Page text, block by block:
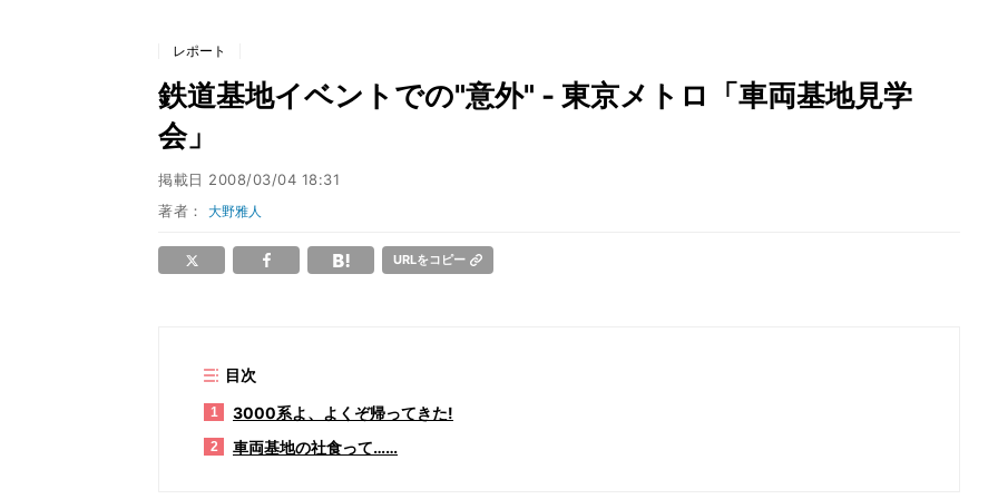
レポート
鉄道基地イベントでの"意外" - 東京メトロ「車両基地見学
会」
掲載日 2008/03/04 18:31
著者：大野雅人
URLをコピー
目次
1 3000系よ、よくぞ帰ってきた!
2 車両基地の社食って……